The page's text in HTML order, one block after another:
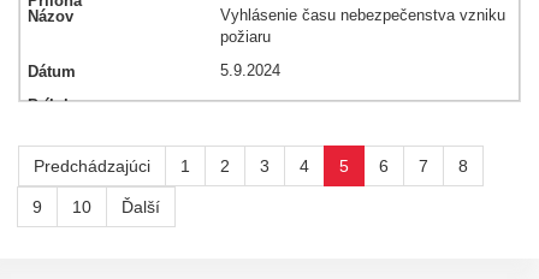
Vyhlásenie času nebezpečenstva vzniku
požiaru
5.9.2024
Predchádzajúci 1 2 3 4 5 6 7 8
9 10 Ďalší